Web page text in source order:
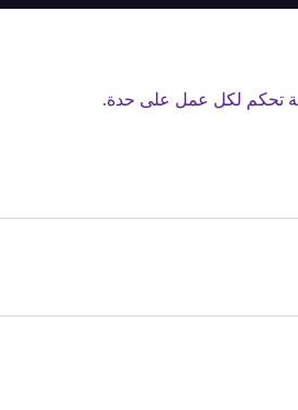
تحكم لكل عمل على حدة.